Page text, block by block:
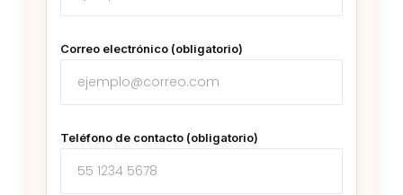
Correo electrónico (obligatorio)
Teléfono de contacto (obligatorio)